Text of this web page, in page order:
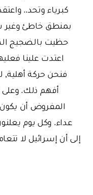
كبرياء وتحد..
بمنطق خاطئ وغير
حظيت بالضجيج
اعتدت علينا
فنحن حركة أهلية,
أفهم ذلك.
المفروض أن
عداء. وكل يوم
إلى أن إسرائيل لا